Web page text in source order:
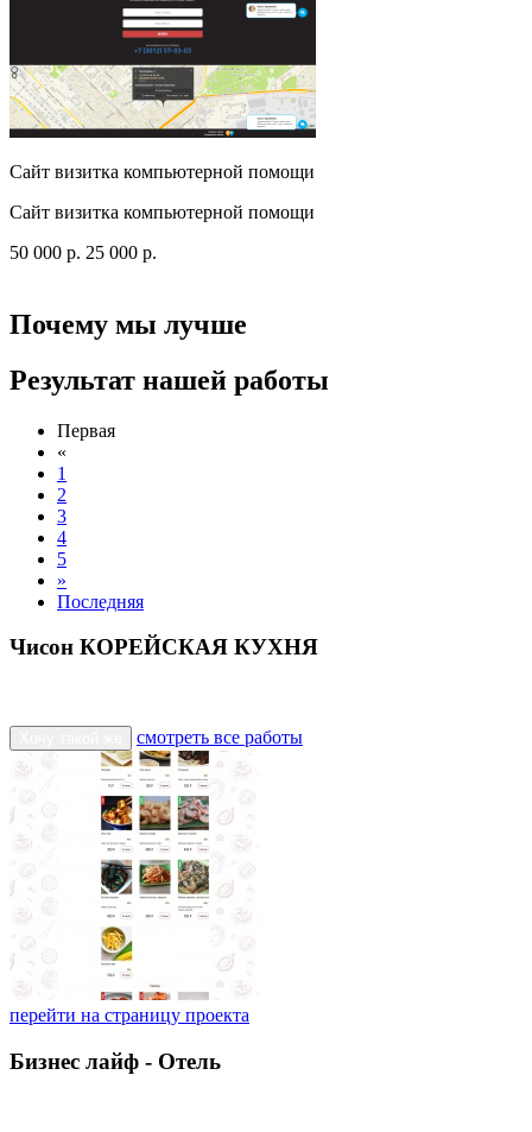
Сайт визитка компьютерной помощи
Сайт визитка компьютерной помощи
50 000 p. 25 000 p.
Почему мы лучше
Результат нашей работы
Первая
«
1
2
3
4
5
»
Последняя
Чисон КОРЕЙСКАЯ КУХНЯ
смотреть все работы
перейти на страницу проекта
Бизнес лайф - Отель